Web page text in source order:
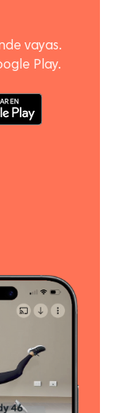
vayas.
Play.